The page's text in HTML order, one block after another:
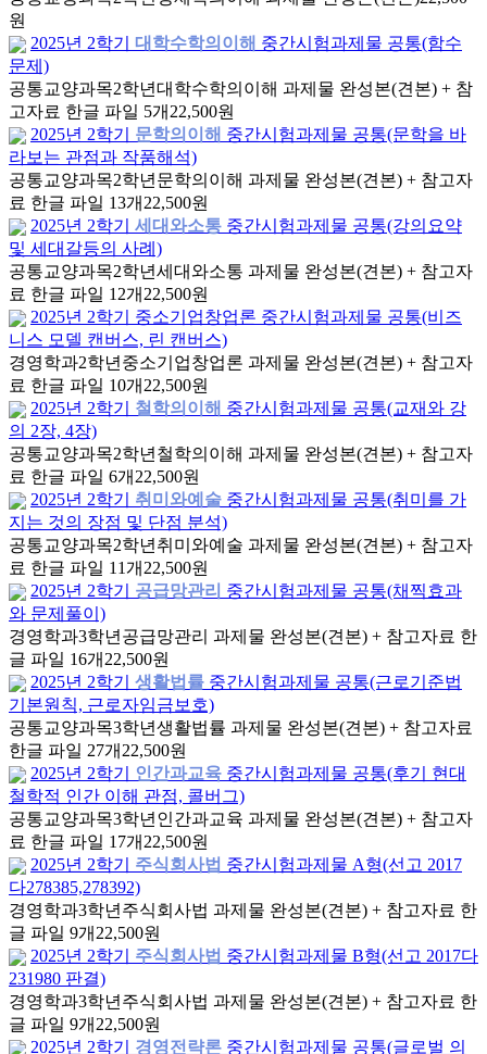
원
2025년 2학기
대학수학의이해 중간시험과제물 공통(함수
문제)
공통교양과목2학년대학수학의이해 과제물 완성본(견본) + 참
고자료 한글 파일 5개 22,500원
2025년 2학기
문학의이해 중간시험과제물 공통(문학을 바
라보는 관점과 작품해석)
공통교양과목2학년 문학의이해 과제물 완성본(견본) + 참고자
료 한글 파일 13개 22,500원
2025년 2학기
세대와소통 중간시험과제물 공통(강의요약
및 세대갈등의 사례)
공통교양과목2학년세대와소통 과제물 완성본(견본) + 참고자
료 한글 파일 12개 22,500원
2025년 2학기 중소기업창업론 중간시험과제물 공통(비즈
니스 모델 캔버스, 린 캔버스)
경영학과2학년 중소기업창업론 과제물 완성본(견본) + 참고자
료 한글 파일 10개 22,500원
2025년 2학기
철학의이해 중간시험과제물 공통(교재와 강
의 2장, 4장)
공통교양과목2학년 철학의이해 과제물 완성본(견본) + 참고자
료 한글 파일 6개 22,500원
2025년 2학기
취미와예술 중간시험과제물 공통(취미를 가
지는 것의 장점 및 단점 분석)
공통교양과목2학년 취미와예술 과제물 완성본(견본) + 참고자
료 한글 파일 11개 22,500원
2025년 2학기
공급망관리 중간시험과제물 공통(채찍효과
와 문제풀이)
경영학과3학년 공급망관리 과제물 완성본(견본) + 참고자료 한
글 파일 16개 22,500원
2025년 2학기
생활법률 중간시험과제물 공통(근로기준법
기본원칙, 근로자임금보호)
공통교양과목3학년생활법률 과제물 완성본(견본) + 참고자료
한글 파일 27개 22,500원
2025년 2학기
인간과교육 중간시험과제물 공통(후기 현대
철학적 인간 이해 관점, 콜버그)
공통교양과목3학년 인간과교육 과제물 완성본(견본) + 참고자
료 한글 파일 17개 22,500원
2025년 2학기
주식회사법 중간시험과제물 A형(선고 2017
다278385,278392)
경영학과3학년 주식회사법 과제물 완성본(견본) + 참고자료 한
글 파일 9개 22,500원
2025년 2학기
주식회사법 중간시험과제물 B형(선고 2017다
231980 판결)
경영학과3학년 주식회사법 과제물 완성본(견본) + 참고자료 한
글 파일 9개 22,500원
2025년 2학기
경영전략론 중간시험과제물 공통(글로벌 의